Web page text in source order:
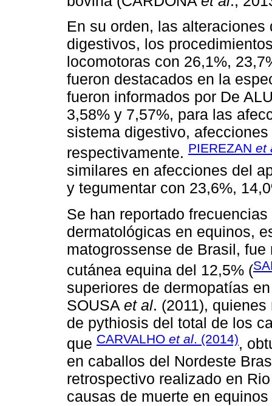
En su orden, las
digestivos, los
locomotoras con 26,1%,
fueron destacados en la
fueron informados por De
3,58% y 7,57%, para las
sistema digestivo,
respectivamente. PIEREZAN et
similares en afecciones del
y tegumentar con 23,6%,
Se han reportado
dermatológicas en equinos,
matogrossense de Brasil,
cutánea equina del 12,5% (
superiores de dermopatías
SOUSA et al. (2011),
de pythiosis del total de los
que CARVALHO et al. (2014),
en caballos del Nordeste
retrospectivo realizado en
causas de muerte en